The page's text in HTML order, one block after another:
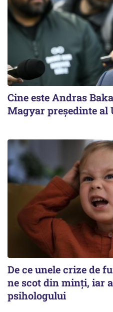
Cine este Andras
Magyar președinte al
De ce unele crize de
ne scot din minți, iar
psihologului